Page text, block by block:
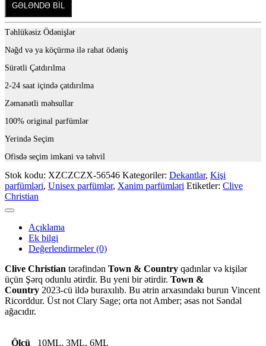
GƏLƏNDƏ BİL
Təhlükəsiz Ödənişlər
Nəğd və ya köçürmə ilə rahat ödəniş
Sürətli Çatdırılma
2-24 saat içində çatdırılma
Zəmanətli məhsullar
100% original parfümlər
Yerində Seçim
Ofisdə seçim imkani və təhvil
Stok kodu: XZCZCZX-56546 Kategoriler: Dekantlar, Kişi
parfümləri, Unisex parfümlər, Xanim parfümləri Etiketler: Clive
Christian
Açıklama
Ek bilgi
Değerlendirmeler (0)
Clive Christian tərəfindən Town & Country qadınlar və kişilər
üçün Şərq odunlu ətirdir. Bu yeni bir ətirdir. Town &
Country 2023-cü ildə buraxılıb. Bu ətrin arxasındakı burun Vincent
Ricorddur. Üst not Clary Sage; orta not Amber; əsas not Səndəl
ağacıdır.
Ölçü 10ML, 3ML, 6ML